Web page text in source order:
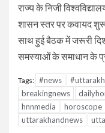
राज्य के निजी
शासन स्तर पर कवायद
साथ हुई बैठक में जरूरी
समस्याओं के समाधान के
Tags: #news
breakingnews
hnnmedia
horoscope
uttarakhandnews